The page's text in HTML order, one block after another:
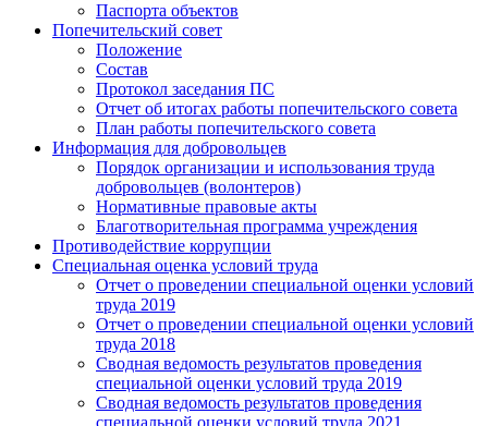
Паспорта объектов
Попечительский совет
Положение
Состав
Протокол заседания ПС
Отчет об итогах работы попечительского совета
План работы попечительского совета
Информация для добровольцев
Порядок организации и использования труда
добровольцев (волонтеров)
Нормативные правовые акты
Благотворительная программа учреждения
Противодействие коррупции
Специальная оценка условий труда
Отчет о проведении специальной оценки условий
труда 2019
Отчет о проведении специальной оценки условий
труда 2018
Сводная ведомость результатов проведения
специальной оценки условий труда 2019
Сводная ведомость результатов проведения
специальной оценки условий труда 2021